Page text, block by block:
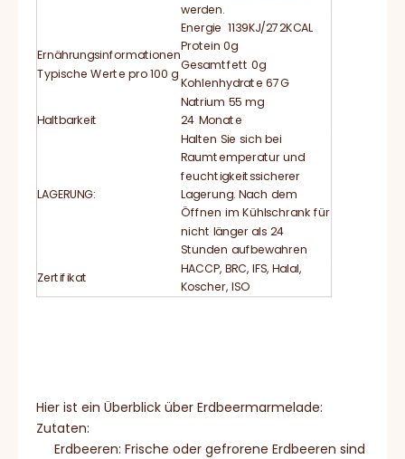
werden.
Ernährungsinformationen
Typische Werte pro 100 g
Energie 1139KJ/272KCAL
Protein 0g
Gesamtfett 0g
Kohlenhydrate 67G
Natrium 55 mg
Haltbarkeit
24 Monate
LAGERUNG:
Halten Sie sich bei
Raumtemperatur und
feuchtigkeitssicherer
Lagerung. Nach dem
Öffnen im Kühlschrank für
nicht länger als 24
Stunden aufbewahren
Zertifikat
HACCP, BRC, IFS, Halal,
Koscher, ISO
Hier ist ein Überblick über Erdbeermarmelade:
Zutaten:
Erdbeeren: Frische oder gefrorene Erdbeeren sind